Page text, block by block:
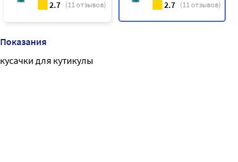
2.7 (11отзывов) 2.7 (11отзывов)
Показания
кусачки для кутикулы